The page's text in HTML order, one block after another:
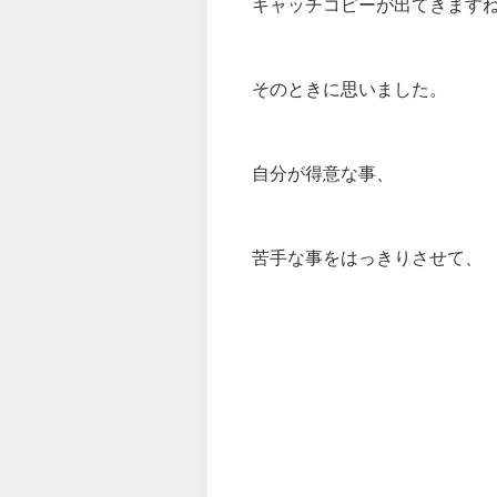
キャッチコピーが出てきます
そのときに思いました。
自分が得意な事、
苦手な事をはっきりさせて、